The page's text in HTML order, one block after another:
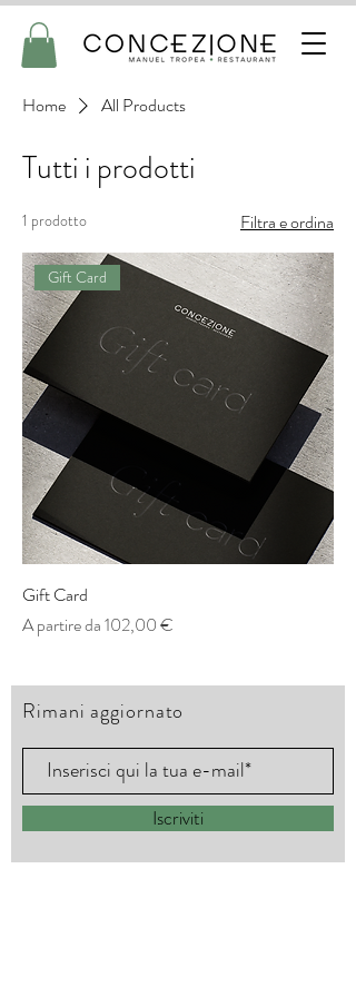
Home All Products
Tutti i prodotti
1 prodotto Filtra e ordina
Gift Card
Gift Card
A partire da102,00 €
Prezzo scontato
Rimani aggiornato
Iscriviti